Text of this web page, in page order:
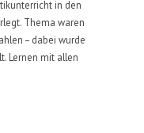
in den
Thema waren
– dabei wurde
Lernen mit allen